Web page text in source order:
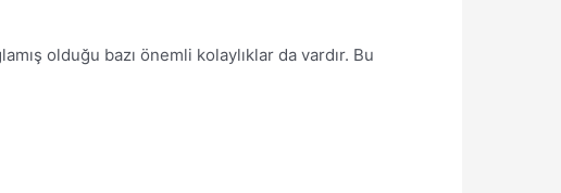
olduğu bazı önemli kolaylıklar da vardır. Bu